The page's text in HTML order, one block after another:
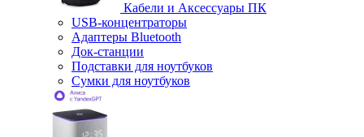
Кабели и Аксессуары ПК
USB-концентраторы
Адаптеры Bluetooth
Док-станции
Подставки для ноутбуков
Сумки для ноутбуков